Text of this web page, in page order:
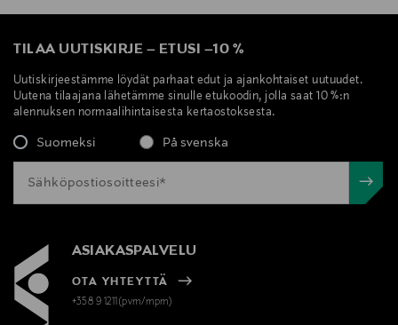
TILAA UUTISKIRJE – ETUSI –10 %
Uutiskirjeestämme löydät parhaat edut ja ajankohtaiset uutuudet.
Uutena tilaajana lähetämme sinulle etukoodin, jolla saat 10 %:n
alennuksen normaalihintaisesta kertaostoksesta.
Suomeksi På svenska
ASIAKASPALVELU
OTA YHTEYTTÄ
+358 9 1211(pvm/mpm)